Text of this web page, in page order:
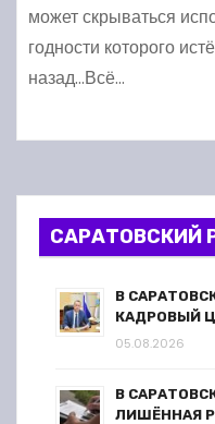
может скрываться
годности которого
назад…Всё…
САРАТОВСКИЙ
В
КАДРОВЫЙ
05.08.2026
В
ЛИШЁННАЯ